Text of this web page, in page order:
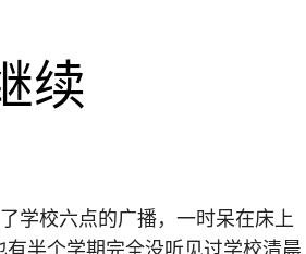
续
学校六点的广播，一时呆在床上
半个学期完全没听见过学校清晨